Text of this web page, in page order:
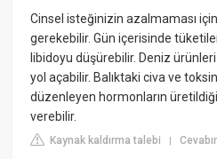
Cinsel isteğinizin azalmaması
gerekebilir. Gün içerisinde
libidoyu düşürebilir. Deniz
yol açabilir. Balıktaki civa ve
düzenleyen hormonların
verebilir.
Kaynak kaldırma talebi |